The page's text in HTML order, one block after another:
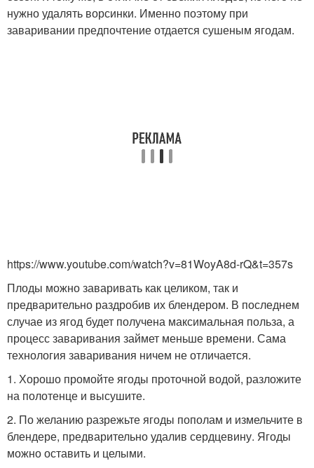
нужно удалять ворсинки. Именно поэтому при
заваривании предпочтение отдается сушеным ягодам.
https://www.youtube.com/watch?v=81WoyA8d-rQ&t=357s
Плоды можно заваривать как целиком, так и
предварительно раздробив их блендером. В последнем
случае из ягод будет получена максимальная польза, а
процесс заваривания займет меньше времени. Сама
технология заваривания ничем не отличается.
1. Хорошо промойте ягоды проточной водой, разложите
на полотенце и высушите.
2. По желанию разрежьте ягоды пополам и измельчите в
блендере, предварительно удалив сердцевину. Ягоды
можно оставить и целыми.